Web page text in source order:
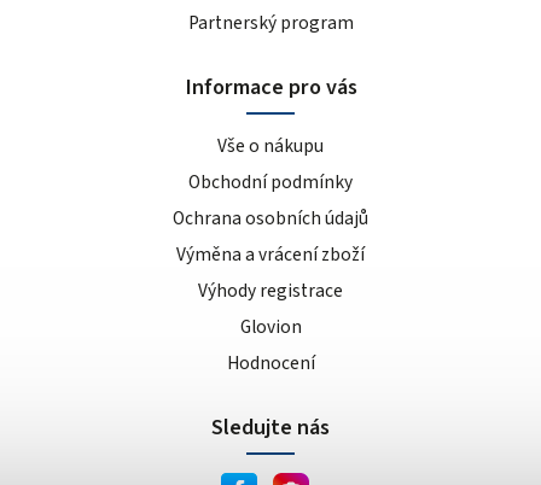
Partnerský program
Informace pro vás
Vše o nákupu
Obchodní podmínky
Ochrana osobních údajů
Výměna a vrácení zboží
Výhody registrace
Glovion
Hodnocení
Sledujte nás